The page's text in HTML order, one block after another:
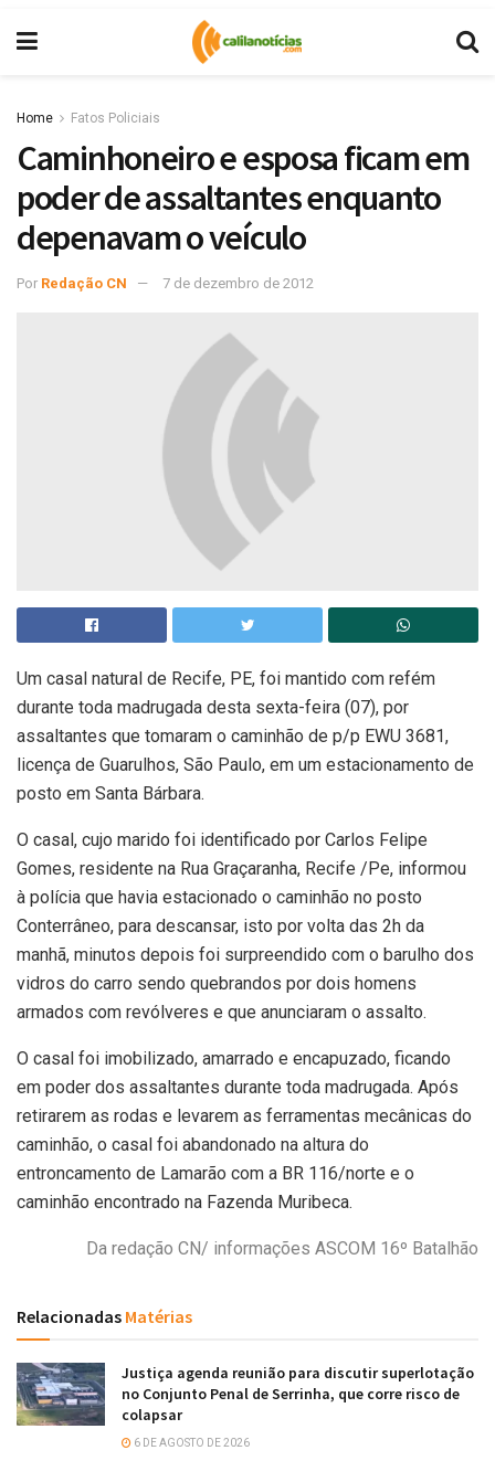
Home Fatos Policiais
Caminhoneiro e esposa ficam em
poder de assaltantes enquanto
depenavam o veículo
Por Redação CN 7 de dezembro de 2012
Um casal natural de Recife, PE, foi mantido com refém
durante toda madrugada desta sexta-feira (07), por
assaltantes que tomaram o caminhão de p/p EWU 3681,
licença de Guarulhos, São Paulo, em um estacionamento de
posto em Santa Bárbara.
O casal, cujo marido foi identificado por Carlos Felipe
Gomes, residente na Rua Graçaranha, Recife /Pe, informou
à polícia que havia estacionado o caminhão no posto
Conterrâneo, para descansar, isto por volta das 2h da
manhã, minutos depois foi surpreendido com o barulho dos
vidros do carro sendo quebrandos por dois homens
armados com revólveres e que anunciaram o assalto.
O casal foi imobilizado, amarrado e encapuzado, ficando
em poder dos assaltantes durante toda madrugada. Após
retirarem as rodas e levarem as ferramentas mecânicas do
caminhão, o casal foi abandonado na altura do
entroncamento de Lamarão com a BR 116/norte e o
caminhão encontrado na Fazenda Muribeca.
Da redação CN/ informações ASCOM 16º Batalhão
Relacionadas Matérias
Justiça agenda reunião para discutir superlotação
no Conjunto Penal de Serrinha, que corre risco de
colapsar
6 DE AGOSTO DE 2026